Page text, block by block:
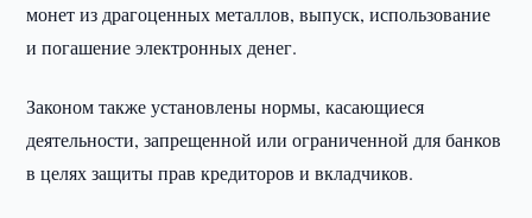
монет из драгоценных металлов, выпуск, использование
и погашение электронных денег.
Законом также установлены нормы, касающиеся
деятельности, запрещенной или ограниченной для банков
в целях защиты прав кредиторов и вкладчиков.